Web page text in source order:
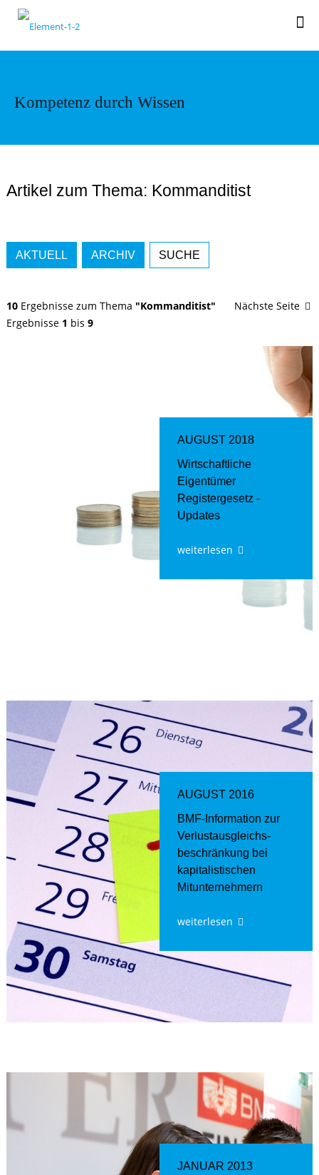
Kompetenz durch Wissen
Artikel zum Thema: Kommanditist
AKTUELL ARCHIV SUCHE
10 Ergebnisse zum Thema "Kommanditist"
Ergebnisse 1 bis9
Nächste Seite
AUGUST 2018
Wirtschaftliche
Eigentümer
Registergesetz -
Updates
weiterlesen
AUGUST 2016
BMF-Information zur
Verlustausgleichs-
beschränkung bei
kapitalistischen
Mitunternehmern
weiterlesen
JANUAR 2013